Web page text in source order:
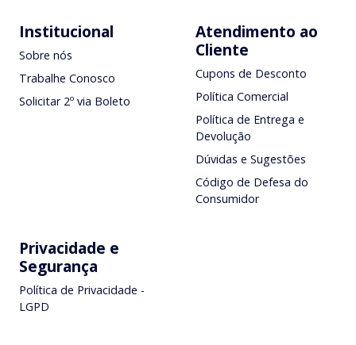
Institucional
Sobre nós
Trabalhe Conosco
Solicitar 2º via Boleto
Atendimento ao
Cliente
Cupons de Desconto
Política Comercial
Política de Entrega e
Devolução
Dúvidas e Sugestões
Código de Defesa do
Consumidor
Privacidade e
Segurança
Política de Privacidade -
LGPD